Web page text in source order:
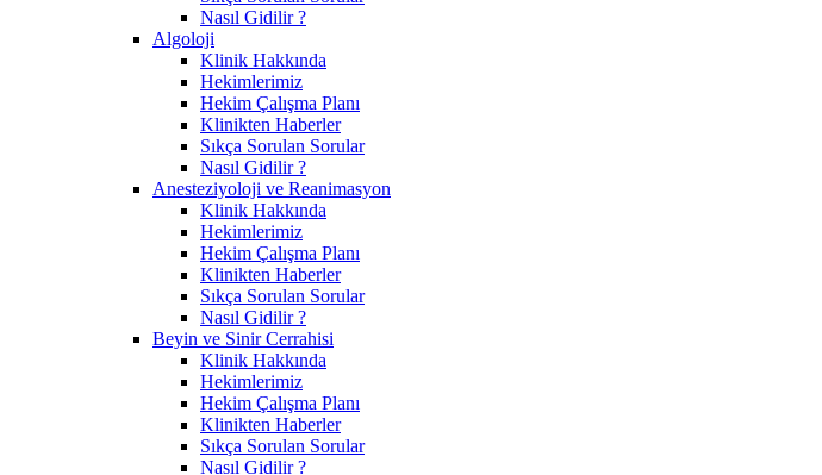
Nasıl Gidilir ?
Algoloji
Klinik Hakkında
Hekimlerimiz
Hekim Çalışma Planı
Klinikten Haberler
Sıkça Sorulan Sorular
Nasıl Gidilir ?
Anesteziyoloji ve Reanimasyon
Klinik Hakkında
Hekimlerimiz
Hekim Çalışma Planı
Klinikten Haberler
Sıkça Sorulan Sorular
Nasıl Gidilir ?
Beyin ve Sinir Cerrahisi
Klinik Hakkında
Hekimlerimiz
Hekim Çalışma Planı
Klinikten Haberler
Sıkça Sorulan Sorular
Nasıl Gidilir ?